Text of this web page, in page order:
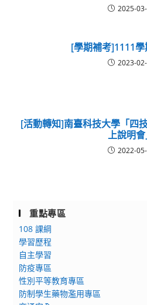
2025-
[學期補考]1111
2023-
[活動轉知]南臺科技大學「四
上說明會
2022-
重點專區
108 課綱
學習歷程
自主學習
防疫專區
性別平等教育專區
防制學生藥物濫用專區